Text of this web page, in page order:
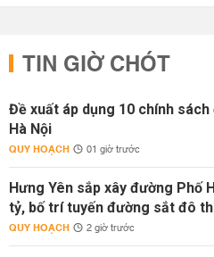
TIN GIỜ CHÓT
Đề xuất áp dụng 10 chính
Hà Nội
QUY HOẠCH 01 giờ trước
Hưng Yên sắp xây đường Phố
tỷ, bố trí tuyến đường sắt đô
QUY HOẠCH 2 giờ trước